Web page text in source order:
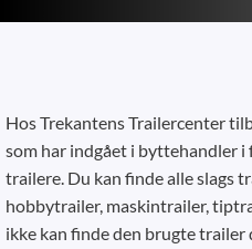
Hos Trekantens Trailercenter
som har indgået i byttehandler i
trailere. Du kan finde alle slags
hobbytrailer, maskintrailer,
ikke kan finde den brugte trailer